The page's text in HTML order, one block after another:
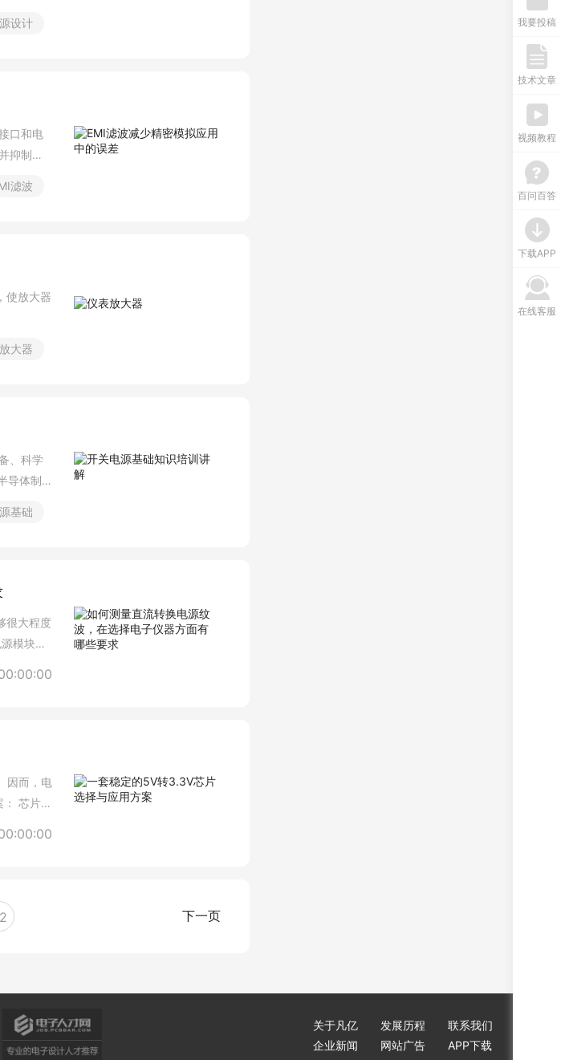
设计
口和电
抑制共
滤波
使放大器
大器
、科学
导体制
源电
基础
很大程度
模块的
因而，电
芯片类
输出。
下一页
关于凡亿 发展历程
联系我们
企业新闻
网站广告 APP下载
我要投稿
技术文章
视频教程
百问百答
下载APP
在线客服